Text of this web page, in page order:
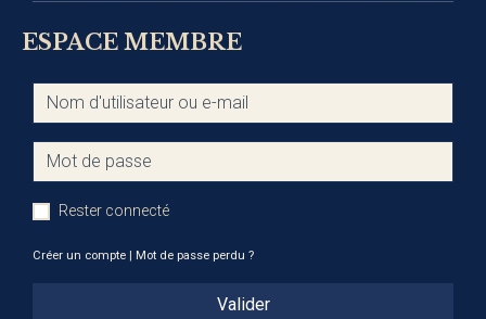
ESPACE MEMBRE
Rester connecté
Créer un compte Mot de passe perdu ?
Valider